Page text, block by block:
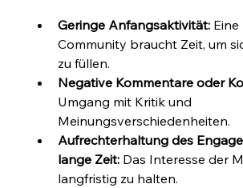
Geringe Anfangsaktivität: Eine
Community braucht Zeit, um
zu füllen.
Negative Kommentare oder
Umgang mit Kritik und
Meinungsverschiedenheiten.
Aufrechterhaltung des
lange Zeit: Das Interesse der
langfristig zu halten.